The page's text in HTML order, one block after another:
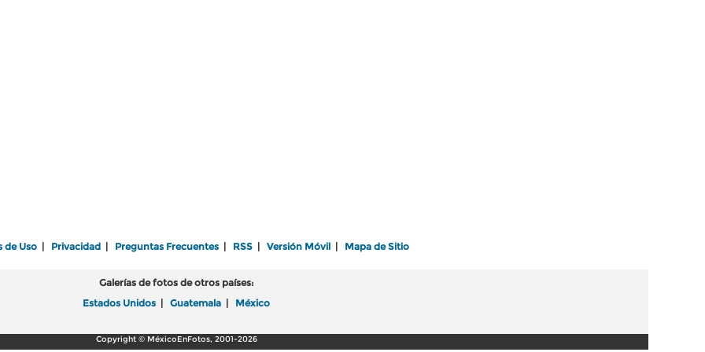
de Uso Privacidad Preguntas Frecuentes RSS Versión Móvil Mapa de Sitio
Galerías de fotos de otros países:
Estados Unidos
Guatemala México
Copyright © MéxicoEnFotos, 2001-2026